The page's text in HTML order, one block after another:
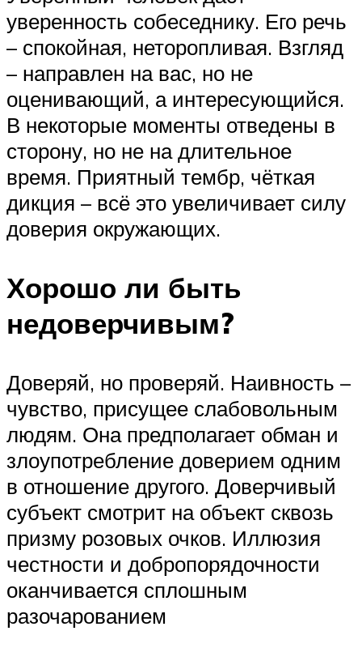
уверенность собеседнику. Его речь
– спокойная, неторопливая. Взгляд
– направлен на вас, но не
оценивающий, а интересующийся.
В некоторые моменты отведены в
сторону, но не на длительное
время. Приятный тембр, чёткая
дикция – всё это увеличивает силу
доверия окружающих.
Хорошо ли быть
недоверчивым?
Доверяй, но проверяй. Наивность –
чувство, присущее слабовольным
людям. Она предполагает обман и
злоупотребление доверием одним
в отношение другого. Доверчивый
субъект смотрит на объект сквозь
призму розовых очков. Иллюзия
честности и добропорядочности
оканчивается сплошным
разочарованием